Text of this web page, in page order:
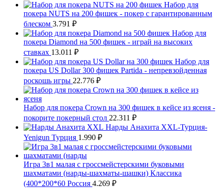
Набор для
покера NUTS на 200 фишек - покер с гарантированным
блеском 3.791 ₽
Набор для
покера Diamond на 500 фишек - играй на высоких
ставках 13.011 ₽
Набор для
покера US Dollar 300 фишек Partida - непревзойденная
роскошь игры 22.776 ₽
Набор для покера Crown на 300 фишек в кейсе из ясеня -
покорите покерный стол 22.311 ₽
Нарды Анахита XXL-Турция-
Yenigun Турция 1.990 ₽
Игра 3в1 малая с гроссмейстерскими буковыми
шахматами (нарды-шахматы-шашки) Классика
(400*200*60 Россия 4.269 ₽